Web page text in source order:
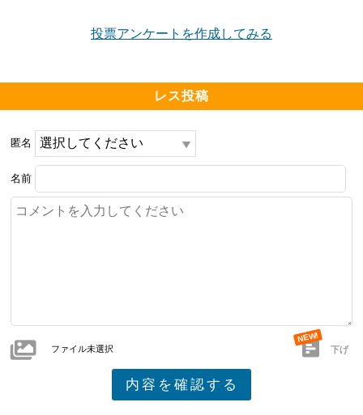
投票アンケートを作成してみる
レス投稿
匿名
名前
ファイル未選択 下げ